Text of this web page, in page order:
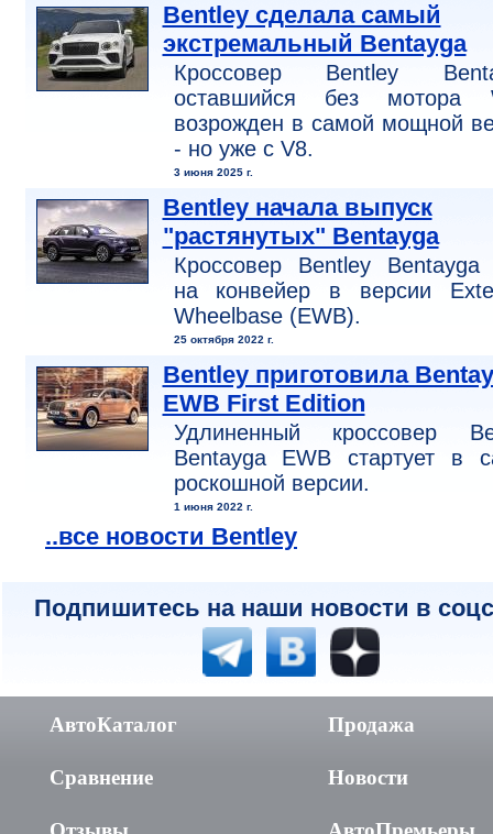
Bentley сделала самый
экстремальный Bentayga
Кроссовер Bentley
оставшийся без мотора
возрожден в самой мощной
- но уже с V8.
3 июня 2025 г.
Bentley начала выпуск
"растянутых" Bentayga
Кроссовер Bentley Bentayga
на конвейер в версии
Wheelbase (EWB).
25 октября 2022 г.
Bentley приготовила
EWB First Edition
Удлиненный кроссовер
Bentayga EWB стартует в
роскошной версии.
1 июня 2022 г.
..все новости Bentley
Подпишитесь на наши новости в
АвтоКаталог
Сравнение
Продажа
Новости